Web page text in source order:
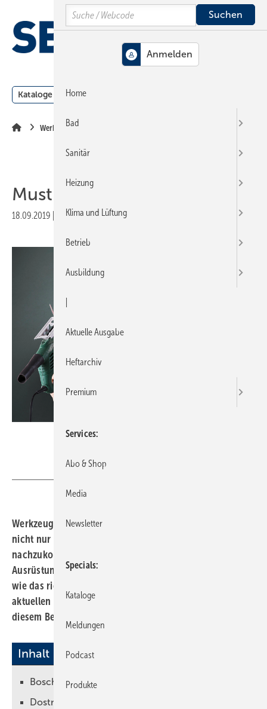
Hauptinhalt
Hauptmenü
SiteSearch
Kataloge Meldungen
Werkzeuge
Must-haves für Handwerker
18.09.2019 Veröffentlicht inAusgabe 19-2019
Werkzeuge und Handmessgeräte
nicht nur eine professionelle Ausbildung, um ihrem Beruf
nachzukommen, sondern auch die entsprechende
Ausrüstung. Und nichts ist für Handwerker so wichtig
wie das richtige Werkzeug. Eine interessante Auswahl an
aktuellen Werkzeug-Neuentwicklungen haben wir in
diesem Beitrag zusammengestellt.
Inhalt
Bosch
Dostmann
Search
Home
Bad
Sanitär
Heizung
Klima und Lüftung
Betrieb
Ausbildung
Aktuelle Ausgabe
Heftarchiv
Premium
Services
Abo & Shop
Media
Newsletter
Specials
Kataloge
Meldungen
Podcast
Produkte